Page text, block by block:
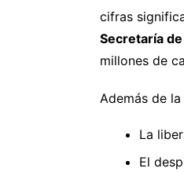
cifras
Secretaría
millones de
Además de
La
El